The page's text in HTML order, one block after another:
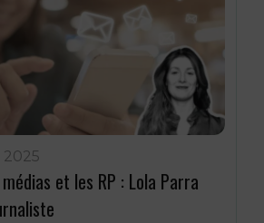
et les RP : Lola Parra